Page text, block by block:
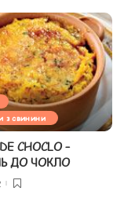
з свинини
CHOCLO –
ДО ЧОКЛО